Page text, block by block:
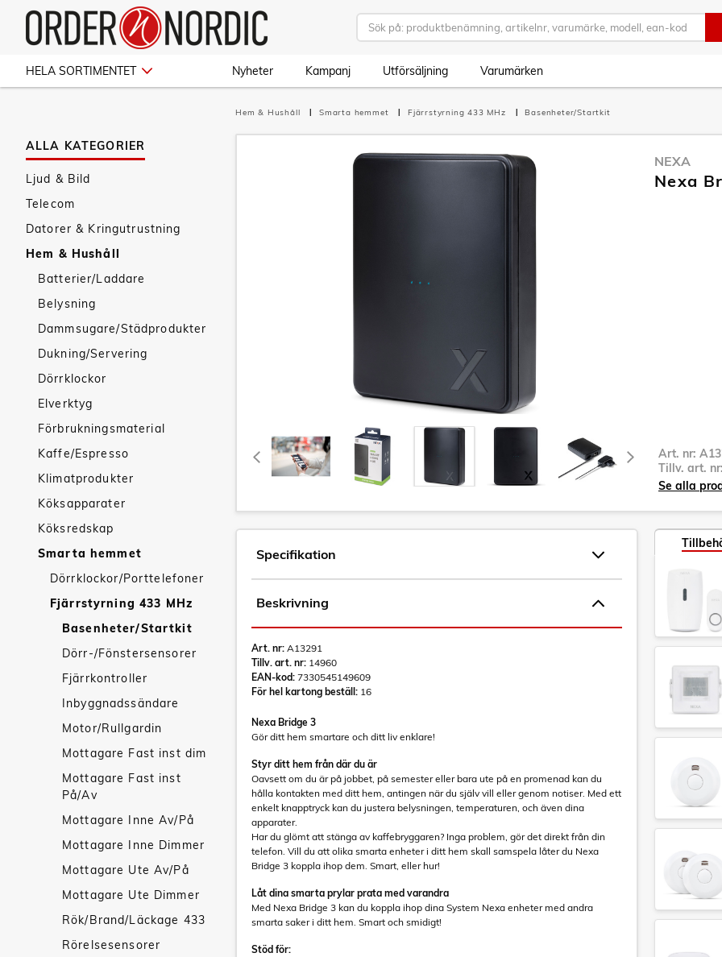
HELA SORTIMENTET Nyheter Kampanj Utförsäljning Varumärken
ALLA KATEGORIER
Ljud & Bild
Telecom
Datorer & Kringutrustning
Hem & Hushåll
Batterier/Laddare
Belysning
Dammsugare/Städprodukter
Dukning/Servering
Dörrklockor
Elverktyg
Förbrukningsmaterial
Kaffe/Espresso
Klimatprodukter
Köksapparater
Köksredskap
Smarta hemmet
Dörrklockor/Porttelefoner
Fjärrstyrning 433 MHz
Basenheter/Startkit
Dörr-/Fönstersensorer
Fjärrkontroller
Inbyggnadssändare
Motor/Rullgardin
Mottagare Fast inst dim
Mottagare Fast inst
På/Av
Mottagare Inne Av/På
Mottagare Inne Dimmer
Mottagare Ute Av/På
Mottagare Ute Dimmer
Rök/Brand/Läckage 433
Rörelsesensorer
Hem & Hushåll Smarta hemmet Fjärrstyrning 433 MHz Basenheter/Startkit
NEXA
Nexa
Art. nr:
Tillv. art. nr:
Se alla
Specifikation
Beskrivning
Art. nr: A13291
Tillv. art. nr: 14960
EAN-kod: 7330545149609
För hel kartong beställ: 16
Nexa Bridge 3
Gör ditt hem smartare och ditt liv enklare!
Styr ditt hem från där du är
Oavsett om du är på jobbet, på semester eller bara ute på en promenad kan du
hålla kontakten med ditt hem, antingen när du själv vill eller genom notiser. Med ett
enkelt knapptryck kan du justera belysningen, temperaturen, och även dina
apparater.
Har du glömt att stänga av kaffebryggaren? Inga problem, gör det direkt från din
telefon. Vill du att olika smarta enheter i ditt hem skall samspela låter du Nexa
Bridge 3 koppla ihop dem. Smart, eller hur!
Låt dina smarta prylar prata med varandra
Med Nexa Bridge 3 kan du koppla ihop dina System Nexa enheter med andra
smarta saker i ditt hem. Smart och smidigt!
Stöd för: